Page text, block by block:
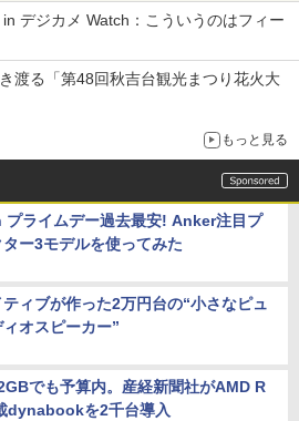
デジカメ Watch：こういうのはフィー
渡る「第48回秋吉台観光まつり花火大
もっと見る
プライムデー過去最安! Anker注目プ
ター3モデルを使ってみた
ィブが作った2万円台の“小さなピュ
オスピーカー”
でも予算内。産経新聞社がAMD R
dynabookを2千台導入